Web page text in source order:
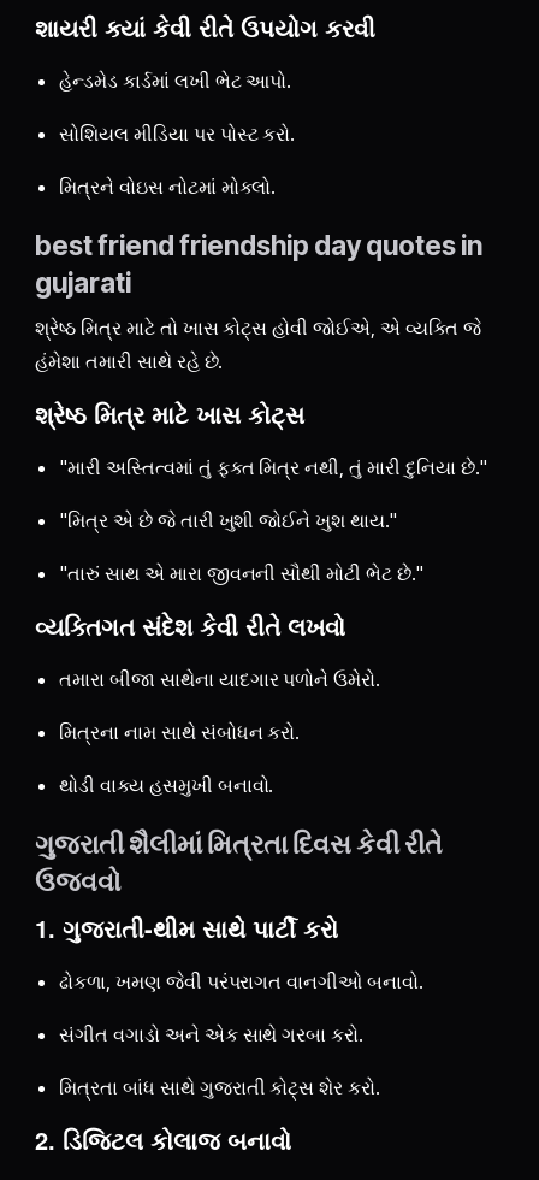
શાયરી ક્યાં કેવી રીતે ઉપયોગ કરવી
હેન્ડમેડ કાર્ડમાં લખી ભેટ આપો.
સોશિયલ મીડિયા પર પોસ્ટ કરો.
મિત્રને વોઇસ નોટમાં મોકલો.
best friend friendship day quotes in
gujarati
શ્રેષ્ઠ મિત્ર માટે તો ખાસ કોટ્સ હોવી જોઈએ, એ વ્યક્તિ જે
હંમેશા તમારી સાથે રહે છે.
શ્રેષ્ઠ મિત્ર માટે ખાસ કોટ્સ
"મારી અસ્તિત્વમાં તું ફક્ત મિત્ર નથી, તું મારી દુનિયા છે."
"મિત્ર એ છે જે તારી ખુશી જોઈને ખુશ થાય."
"તારું સાથ એ મારા જીવનની સૌથી મોટી ભેટ છે."
વ્યક્તિગત સંદેશ કેવી રીતે લખવો
તમારા બીજા સાથેના યાદગાર પળોને ઉમેરો.
મિત્રના નામ સાથે સંબોધન કરો.
થોડી વાક્ય હસમુખી બનાવો.
ગુજરાતી શૈલીમાં મિત્રતા દિવસ કેવી રીતે
ઉજવવો
1. ગુજરાતી-થીમ સાથે પાર્ટી કરો
ઢોકળા, ખમણ જેવી પરંપરાગત વાનગીઓ બનાવો.
સંગીત વગાડો અને એક સાથે ગરબા કરો.
મિત્રતા બાંધ સાથે ગુજરાતી કોટ્સ શેર કરો.
2. ડિજિટલ કોલાજ બનાવો